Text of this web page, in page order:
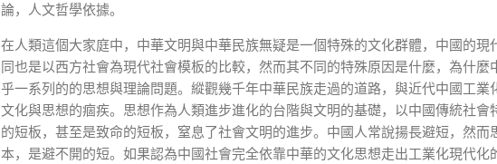
論，人文哲學依據。
在人類這個大家庭中，中華文明與中華民族無疑是一個特殊的文化群體，中國的
同也是以西方社會為現代社會模板的比較，然而其不同的特殊原因是什麼，為什
乎一系列的的思想與理論問題。縱觀幾千年中華民族走過的道路，與近代中國工
文化與思想的痼疾。思想作為人類進步進化的台階與文明的基礎，以中國傳統社會
的短板，甚至是致命的短板，窒息了社會文明的進步。中國人常說揚長避短，然
本，是避不開的短。如果認為中國社會完全依靠中華的文化思想走出工業化現代化